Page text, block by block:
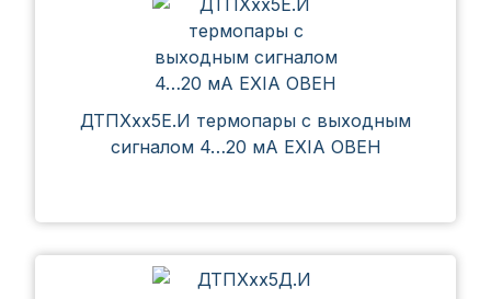
ДТПХхх5Е.И термопары с выходным
сигналом 4…20 мА EXIA ОВЕН